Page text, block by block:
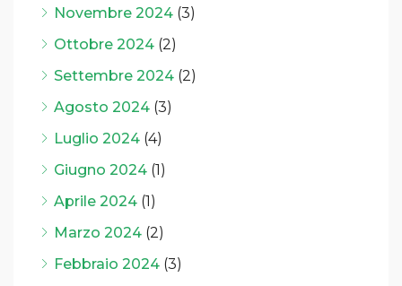
Novembre 2024 (3)
Ottobre 2024 (2)
Settembre 2024 (2)
Agosto 2024 (3)
Luglio 2024 (4)
Giugno 2024 (1)
Aprile 2024 (1)
Marzo 2024 (2)
Febbraio 2024 (3)